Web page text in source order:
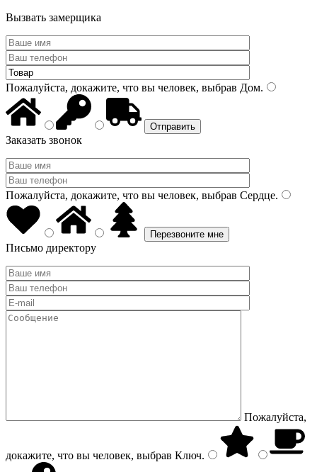
Вызвать замерщика
Пожалуйста, докажите, что вы человек, выбрав Дом.
Заказать звонок
Пожалуйста, докажите, что вы человек, выбрав Сердце.
Письмо директору
Пожалуйста,
докажите, что вы человек, выбрав Ключ.